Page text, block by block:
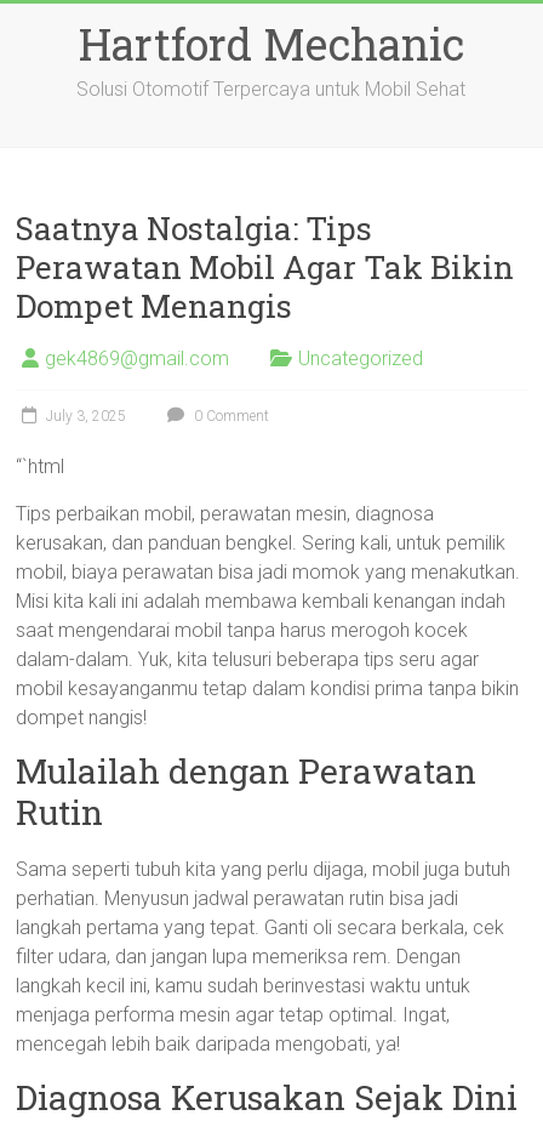
Hartford Mechanic
Solusi Otomotif Terpercaya untuk Mobil Sehat
Saatnya Nostalgia: Tips
Perawatan Mobil Agar Tak Bikin
Dompet Menangis
gek4869@gmail.com Uncategorized
July 3, 2025 0 Comment
“`html
Tips perbaikan mobil, perawatan mesin, diagnosa
kerusakan, dan panduan bengkel. Sering kali, untuk pemilik
mobil, biaya perawatan bisa jadi momok yang menakutkan.
Misi kita kali ini adalah membawa kembali kenangan indah
saat mengendarai mobil tanpa harus merogoh kocek
dalam-dalam. Yuk, kita telusuri beberapa tips seru agar
mobil kesayanganmu tetap dalam kondisi prima tanpa bikin
dompet nangis!
Mulailah dengan Perawatan
Rutin
Sama seperti tubuh kita yang perlu dijaga, mobil juga butuh
perhatian. Menyusun jadwal perawatan rutin bisa jadi
langkah pertama yang tepat. Ganti oli secara berkala, cek
filter udara, dan jangan lupa memeriksa rem. Dengan
langkah kecil ini, kamu sudah berinvestasi waktu untuk
menjaga performa mesin agar tetap optimal. Ingat,
mencegah lebih baik daripada mengobati, ya!
Diagnosa Kerusakan Sejak Dini